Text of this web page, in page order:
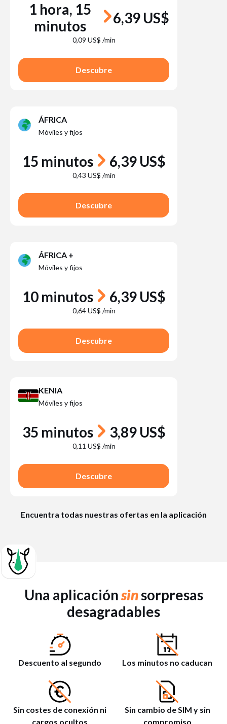
1 hora, 15
minutos
6,39 US$
0,09 US$ /min
Descubre
ÁFRICA
Móviles y fijos
15 minutos 6,39 US$
0,43 US$ /min
Descubre
ÁFRICA +
Móviles y fijos
10 minutos 6,39 US$
0,64 US$ /min
Descubre
KENIA
Móviles y fijos
35 minutos 3,89 US$
0,11 US$ /min
Descubre
Encuentra todas nuestras ofertas en la aplicación
Una aplicaciónsinsorpresas
desagradables
Descuento al segundo Los minutos no caducan
Sin costes de conexión ni
cargos ocultos
Sin cambio de SIM y sin
compromiso